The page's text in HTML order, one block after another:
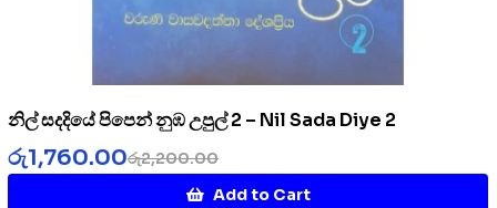
නිල් සදදියේ පිපෙන් නුඹ උපුල් 2 – Nil Sada Diye 2
රු2,200.00
රු1,760.00
Add to Cart